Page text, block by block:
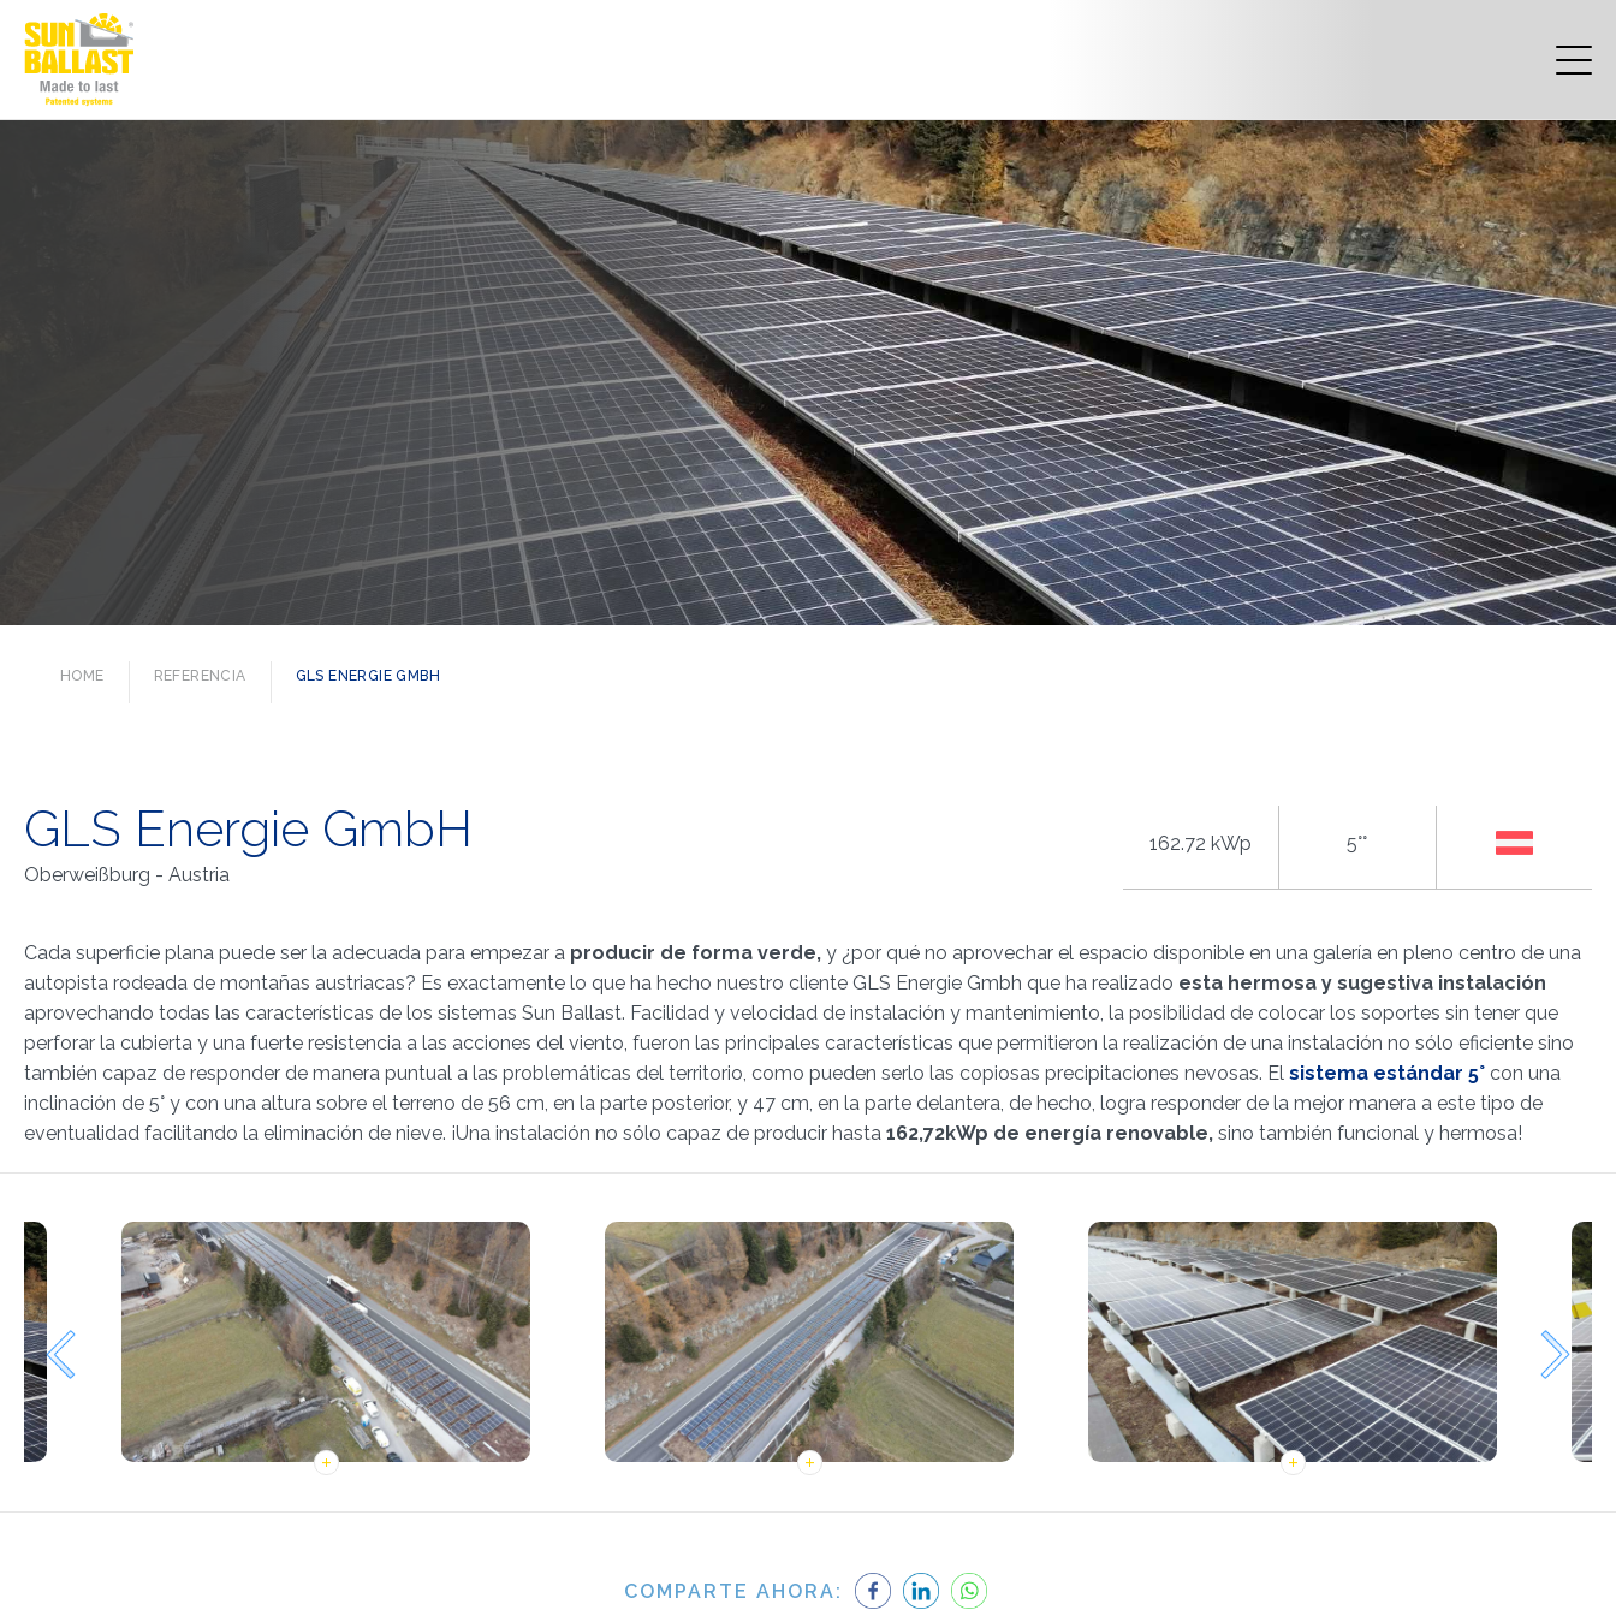
HOME REFERENCIA GLS ENERGIE GMBH
GLS Energie GmbH
Oberweißburg - Austria
162.72 kWp 5°°
Cada superficie plana puede ser la adecuada para empezar a producir de forma verde, y ¿por qué no aprovechar el espacio disponible en una galería en pleno centro de una
autopista rodeada de montañas austriacas? Es exactamente lo que ha hecho nuestro cliente GLS Energie Gmbh que ha realizado esta hermosa y sugestiva instalación
aprovechando todas las características de los sistemas Sun Ballast. Facilidad y velocidad de instalación y mantenimiento, la posibilidad de colocar los soportes sin tener que
perforar la cubierta y una fuerte resistencia a las acciones del viento, fueron las principales características que permitieron la realización de una instalación no sólo eficiente sino
también capaz de responder de manera puntual a las problemáticas del territorio, como pueden serlo las copiosas precipitaciones nevosas. El sistema estándar 5° con una
inclinación de 5° y con una altura sobre el terreno de 56 cm, en la parte posterior, y 47 cm, en la parte delantera, de hecho, logra responder de la mejor manera a este tipo de
eventualidad facilitando la eliminación de nieve. ¡Una instalación no sólo capaz de producir hasta 162,72kWp de energía renovable, sino también funcional y hermosa!
COMPARTE AHORA: